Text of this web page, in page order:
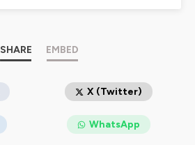
SHARE EMBED
X (Twitter)
WhatsApp